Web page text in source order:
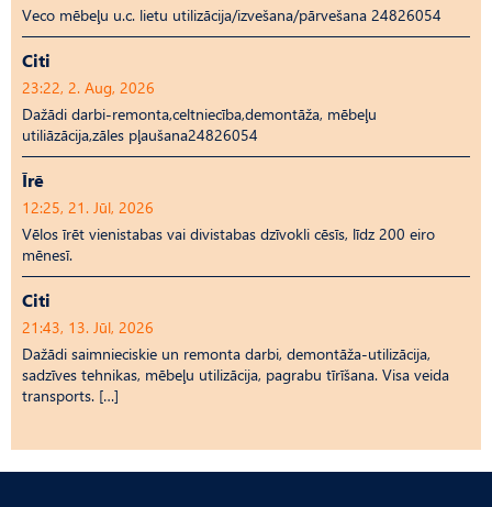
Veco mēbeļu u.c. lietu utilizācija/izvešana/pārvešana 24826054
Citi
23:22, 2. Aug, 2026
Dažādi darbi-remonta,celtniecība,demontāža, mēbeļu
utiliāzācija,zāles pļaušana24826054
Īrē
12:25, 21. Jūl, 2026
Vēlos īrēt vienistabas vai divistabas dzīvokli cēsīs, līdz 200 eiro
mēnesī.
Citi
21:43, 13. Jūl, 2026
Dažādi saimnieciskie un remonta darbi, demontāža-utilizācija,
sadzīves tehnikas, mēbeļu utilizācija, pagrabu tīrīšana. Visa veida
transports. […]